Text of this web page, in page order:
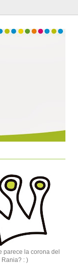
parece la corona del
Rania? : )